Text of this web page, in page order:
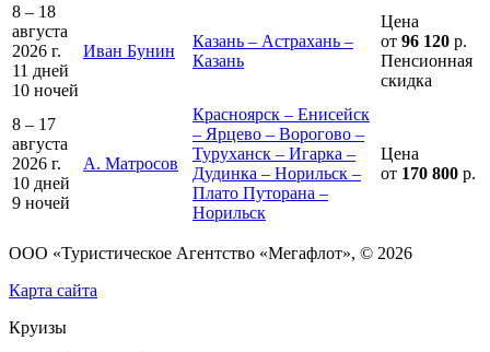
8 – 18
августа
2026 г.
11 дней
10 ночей
Иван Бунин
Казань – Астрахань –
Казань
Цена
от 96 120 р.
Пенсионная
скидка
8 – 17
августа
2026 г.
10 дней
9 ночей
А. Матросов
Красноярск – Енисейск
– Ярцево – Ворогово –
Туруханск – Игарка –
Дудинка – Норильск –
Плато Путорана –
Норильск
Цена
от 170 800 р.
ООО «Туристическое Агентство «Мегафлот», © 2026
Карта сайта
Круизы